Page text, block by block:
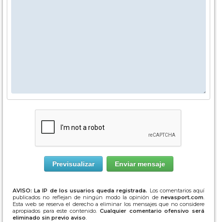
AVISO: La IP de los usuarios queda registrada. Los comentarios aquí
publicados no reflejan de ningún modo la opinión de nevasport.com.
Esta web se reserva el derecho a eliminar los mensajes que no considere
apropiados para este contenido. Cualquier comentario ofensivo será
eliminado sin previo aviso.